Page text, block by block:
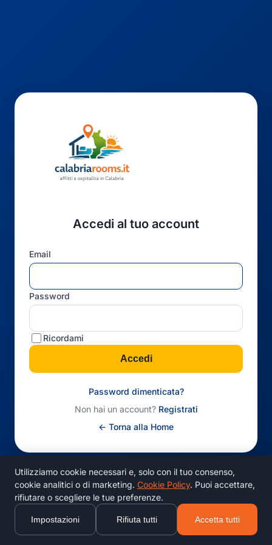
Accedi al tuo account
Email
Password
Ricordami
Accedi
Password dimenticata?
Non hai un account? Registrati
← Torna alla Home
Utilizziamo cookie necessari e, solo con il tuo consenso,
cookie analitici o di marketing. Cookie Policy. Puoi accettare,
rifiutare o scegliere le tue preferenze.
Impostazioni Rifiuta tutti Accetta tutti